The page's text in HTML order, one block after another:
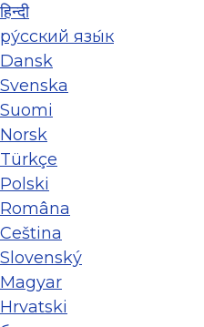
हिन्दी
ру́сский язы́к
Dansk
Svenska
Suomi
Norsk
Türkçe
Polski
Româna
Ceština
Slovenský
Magyar
Hrvatski